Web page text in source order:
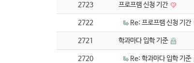
2723 프로프램 신청 기간
2722 Re: 프로프램 신청 기간
2721 학과마다 입학 기준
2720 Re: 학과마다 입학 기준